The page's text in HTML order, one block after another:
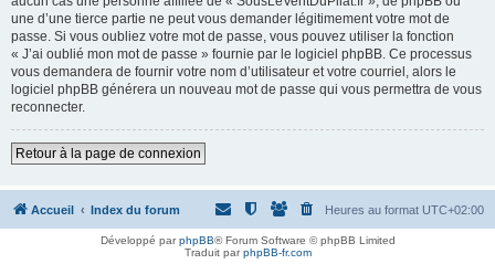
une d’une tierce partie ne peut vous demander légitimement votre mot de
passe. Si vous oubliez votre mot de passe, vous pouvez utiliser la fonction
« J’ai oublié mon mot de passe » fournie par le logiciel phpBB. Ce processus
vous demandera de fournir votre nom d’utilisateur et votre courriel, alors le
logiciel phpBB générera un nouveau mot de passe qui vous permettra de vous
reconnecter.
Retour à la page de connexion
Accueil Index du forum Heures au format UTC+02:00
Développé parphpBB® Forum Software © phpBB Limited
Traduit parphpBB-fr.com